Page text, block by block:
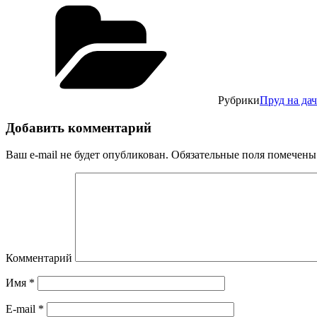
РубрикиПруд на
Добавить комментарий
Ваш e-mail не будет опубликован. Обязательные поля помечены
Комментарий
Имя *
E-mail *